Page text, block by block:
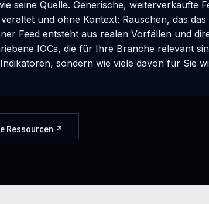
seine Quelle. Generische, weiterverkaufte
und ohne Kontext: Rauschen, das das
Feed entsteht aus realen Vorfällen und
IOCs, die für Ihre Branche relevant
sondern wie viele davon für Sie
Ressourcen ↗